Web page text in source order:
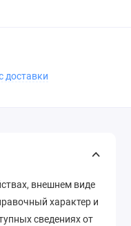
доставки
внешнем виде
характер и
сведениях от